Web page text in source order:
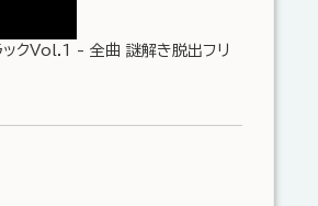
ックVol.1 - 全曲 謎解き脱出フリ